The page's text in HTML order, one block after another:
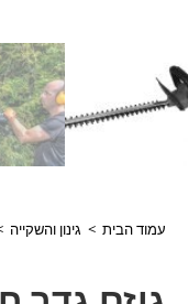
עמוד הבית > גינון והשקייה